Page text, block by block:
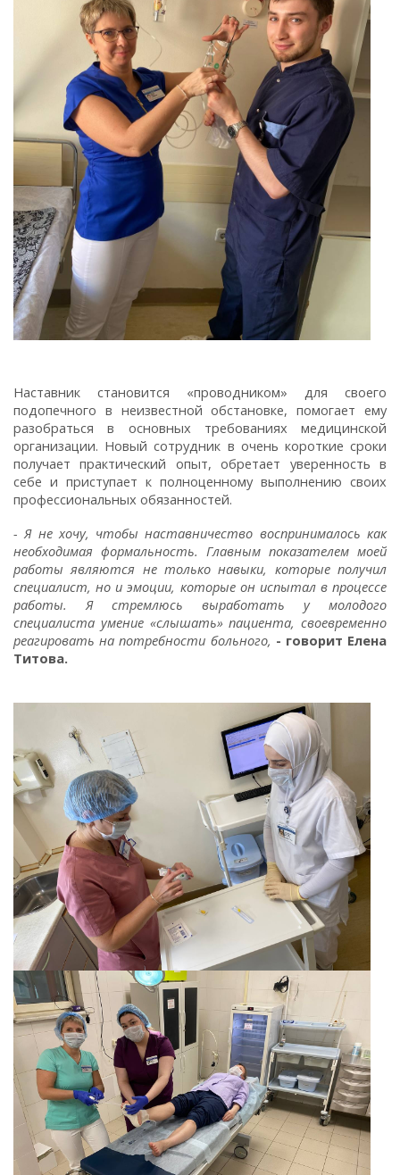
Наставник становится «проводником» для своего
подопечного в неизвестной обстановке, помогает ему
разобраться в основных требованиях медицинской
организации. Новый сотрудник в очень короткие сроки
получает практический опыт, обретает уверенность в
себе и приступает к полноценному выполнению своих
профессиональных обязанностей.
- Я не хочу, чтобы наставничество воспринималось как
необходимая формальность. Главным показателем моей
работы являются не только навыки, которые получил
специалист, но и эмоции, которые он испытал в процессе
работы. Я стремлюсь выработать у молодого
специалиста умение «слышать» пациента, своевременно
реагировать на потребности больного, - говорит Елена
Титова.